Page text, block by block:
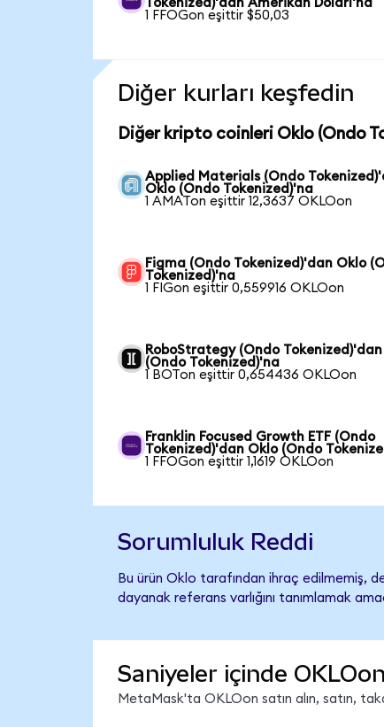
Tokenized)'dan Amerikan Doları'na
1 FFOGon eşittir $50,03
Diğer kurları keşfedin
Diğer kripto coinleri Oklo (Ondo
Applied Materials (Ondo
Oklo (Ondo Tokenized)'na
1 AMATon eşittir 12,3637 OKLOon
Figma (Ondo Tokenized)'dan Oklo
Tokenized)'na
1 FIGon eşittir 0,559916 OKLOon
RoboStrategy (Ondo
(Ondo Tokenized)'na
1 BOTon eşittir 0,654436 OKLOon
Franklin Focused Growth ETF (Ondo
Tokenized)'dan Oklo (Ondo
1 FFOGon eşittir 1,1619 OKLOon
Sorumluluk Reddi
Bu ürün Oklo tarafından ihraç edilmemiş,
dayanak referans varlığını tanımlamak
Saniyeler içinde
MetaMask'ta OKLOon satın alın, satın,